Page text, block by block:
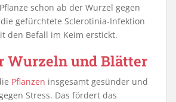
schon ab der Wurzel gegen
gefürchtete Sclerotinia-Infektion
den Befall im Keim erstickt.
Wurzeln und Blätter
Pflanzen insgesamt gesünder und
Stress. Das fördert das